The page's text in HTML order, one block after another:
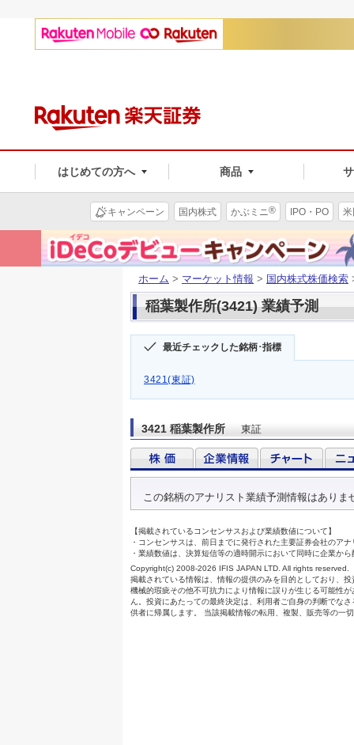
はじめての方へ 商品
キャンペーン 国内株式 かぶミニ® IPO・PO
ホーム > マーケット情報 > 国内株式株価検索
稲葉製作所(3421) 業績予測
最近チェックした銘柄･指標
3421(東証)
3421 稲葉製作所 東証